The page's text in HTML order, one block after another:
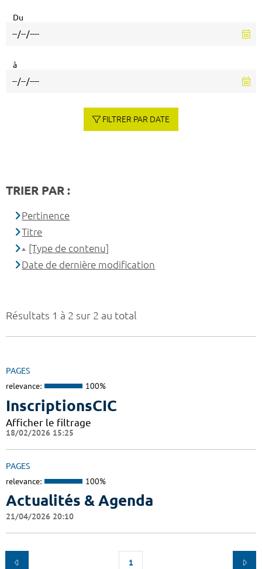
Résultats 1 à 2 sur 2 au total
PAGES
relevance: 100%
InscriptionsCIC
Afficher le filtrage
18/02/2026 15:25
PAGES
relevance: 100%
Actualités & Agenda
21/04/2026 20:10
1
Du
à
FILTRER PAR DATE
TRIER PAR :
Pertinence
Titre
[Type de contenu]
Date de dernière modification